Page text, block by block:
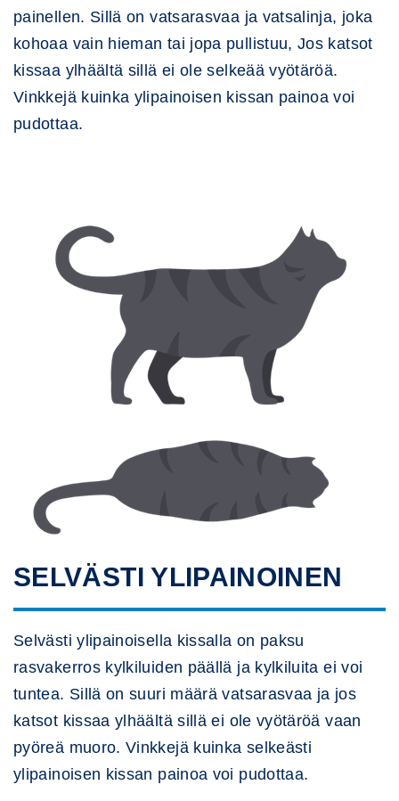
painellen. Sillä on vatsarasvaa ja vatsalinja, joka
kohoaa vain hieman tai jopa pullistuu, Jos katsot
kissaa ylhäältä sillä ei ole selkeää vyötäröä.
Vinkkejä kuinka ylipainoisen kissan painoa voi
pudottaa.
SELVÄSTI YLIPAINOINEN
Selvästi ylipainoisella kissalla on paksu
rasvakerros kylkiluiden päällä ja kylkiluita ei voi
tuntea. Sillä on suuri määrä vatsarasvaa ja jos
katsot kissaa ylhäältä sillä ei ole vyötäröä vaan
pyöreä muoro. Vinkkejä kuinka selkeästi
ylipainoisen kissan painoa voi pudottaa.